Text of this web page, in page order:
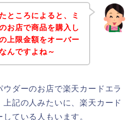
ところによると、ミ
お店で商品を購入し
上限金額をオーバー
んですよね～
ダーのお店で楽天カードエラ
記の人みたいに、楽天カード
ている人もいます。